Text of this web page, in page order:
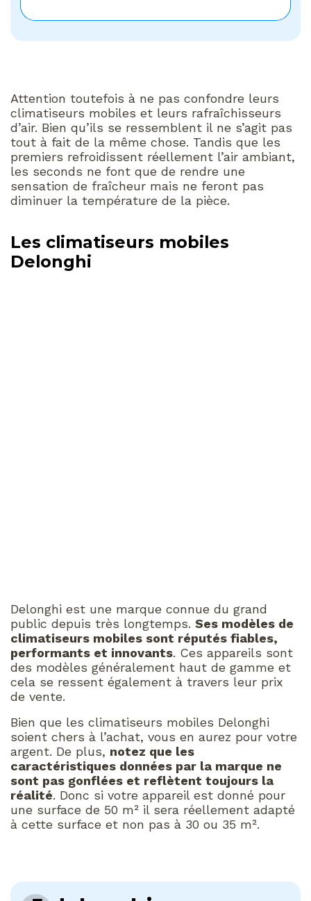
Attention toutefois à ne pas confondre leurs
climatiseurs mobiles et leurs rafraîchisseurs
d’air. Bien qu’ils se ressemblent il ne s’agit pas
tout à fait de la même chose. Tandis que les
premiers refroidissent réellement l’air ambiant,
les seconds ne font que de rendre une
sensation de fraîcheur mais ne feront pas
diminuer la température de la pièce.
Les climatiseurs mobiles
Delonghi
Delonghi est une marque connue du grand
public depuis très longtemps. Ses modèles de
climatiseurs mobiles sont réputés fiables,
performants et innovants. Ces appareils sont
des modèles généralement haut de gamme et
cela se ressent également à travers leur prix
de vente.
Bien que les climatiseurs mobiles Delonghi
soient chers à l’achat, vous en aurez pour votre
argent. De plus, notez que les
caractéristiques données par la marque ne
sont pas gonflées et reflètent toujours la
réalité. Donc si votre appareil est donné pour
une surface de 50 m² il sera réellement adapté
à cette surface et non pas à 30 ou 35 m².